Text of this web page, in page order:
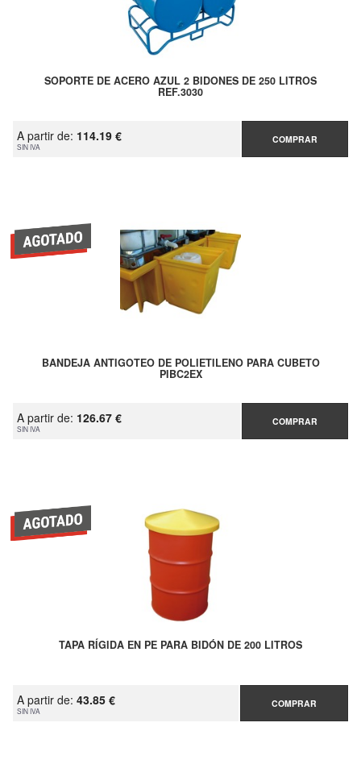
SOPORTE DE ACERO AZUL 2 BIDONES DE 250 LITROS
REF.3030
A partir de: 114.19 €
SIN IVA
COMPRAR
BANDEJA ANTIGOTEO DE POLIETILENO PARA CUBETO
PIBC2EX
A partir de: 126.67 €
SIN IVA
COMPRAR
TAPA RÍGIDA EN PE PARA BIDÓN DE 200 LITROS
A partir de: 43.85 €
SIN IVA
COMPRAR